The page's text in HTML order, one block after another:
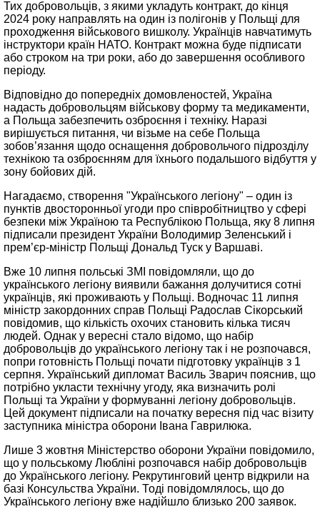
Тих добровольців, з якими укладуть контракт, до кінця
2024 року направлять на один із полігонів у Польщі для
проходження військового вишколу. Українців навчатимуть
інструктори країн НАТО. Контракт можна буде підписати
або строком на три роки, або до завершення особливого
періоду.
Відповідно до попередніх домовленостей, Україна
надасть добровольцям військову форму та медикаменти,
а Польща забезпечить озброєння і техніку. Наразі
вирішується питання, чи візьме на себе Польща
зобов’язання щодо оснащення добровольчого підрозділу
технікою та озброєнням для їхнього подальшого відбуття у
зону бойових дій.
Нагадаємо, створення "Українського легіону" – один із
пунктів двосторонньої угоди про співробітництво у сфері
безпеки між Україною та Республікою Польща, яку 8 липня
підписали президент України Володимир Зеленський і
прем’єр-міністр Польщі Дональд Туск у Варшаві.
Вже 10 липня польські ЗМІ повідомляли, що до
українського легіону виявили бажання долучитися сотні
українців, які проживають у Польщі. Водночас 11 липня
міністр закордонних справ Польщі Радослав Сікорський
повідомив, що кількість охочих становить кілька тисяч
людей. Однак у вересні стало відомо, що набір
добровольців до українського легіону так і не розпочався,
попри готовність Польщі почати підготовку українців з 1
серпня. Український дипломат Василь Зварич пояснив, що
потрібно укласти технічну угоду, яка визначить ролі
Польщі та України у формуванні легіону добровольців.
Цей документ підписали на початку вересня під час візиту
заступника міністра оборони Івана Гаврилюка.
Лише 3 жовтня Міністерство оборони України повідомило,
що у польському Любліні розпочався набір добровольців
до Українського легіону. Рекрутинговий центр відкрили на
базі Консульства України. Тоді повідомлялось, що до
Українського легіону вже надійшло близько 200 заявок.